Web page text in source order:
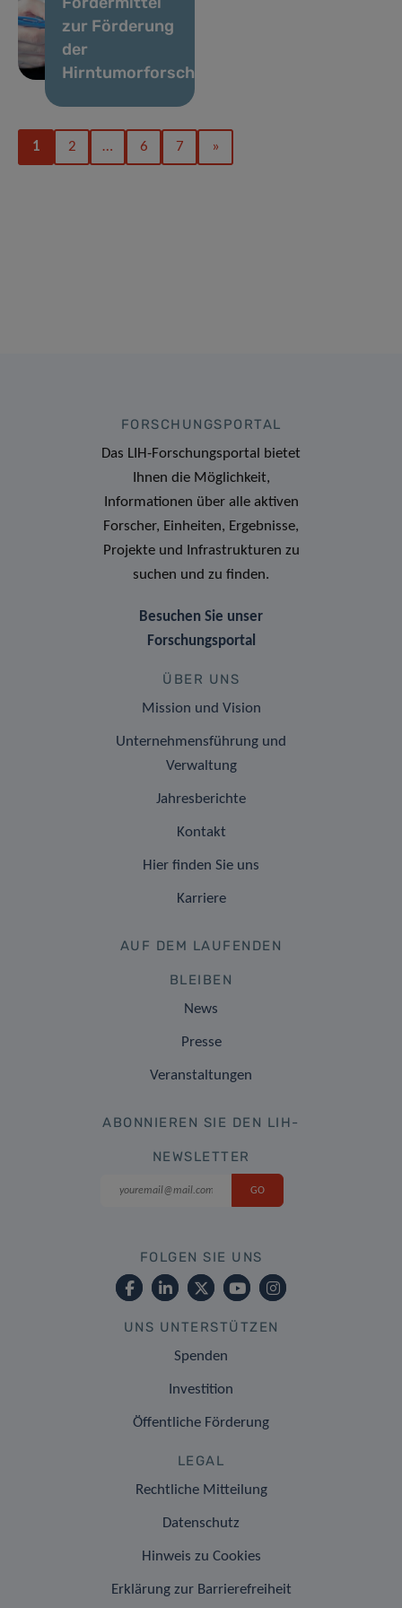
zur Förderung
der
Hirntumorforschung
1 2 … 6 7 »
FORSCHUNGSPORTAL
Das LIH-Forschungsportal bietet
Ihnen die Möglichkeit,
Informationen über alle aktiven
Forscher, Einheiten, Ergebnisse,
Projekte und Infrastrukturen zu
suchen und zu finden.
Besuchen Sie unser
Forschungsportal
ÜBER UNS
Mission und Vision
Unternehmensführung und
Verwaltung
Jahresberichte
Kontakt
Hier finden Sie uns
Karriere
AUF DEM LAUFENDEN
BLEIBEN
News
Presse
Veranstaltungen
ABONNIEREN SIE DEN LIH-
NEWSLETTER
FOLGEN SIE UNS
UNS UNTERSTÜTZEN
Spenden
Investition
Öffentliche Förderung
LEGAL
Rechtliche Mitteilung
Datenschutz
Hinweis zu Cookies
Erklärung zur Barrierefreiheit